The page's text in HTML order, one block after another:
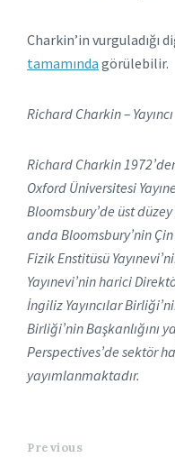
Charkin’in vurguladığı
tamamında görülebilir.
Richard Charkin – Yayıncı
Richard Charkin
Oxford Üniversitesi
Bloomsbury’de üst
anda Bloomsbury’nin Çin
Fizik Enstitüsü
Yayınevi’nin harici
İngiliz Yayıncılar
Birliği’nin Başkanlığını
Perspectives’de sektör
yayımlanmaktadır.
Previous